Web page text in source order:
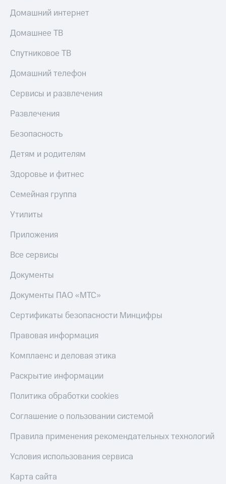
Домашний интернет
Домашнее ТВ
Спутниковое ТВ
Домашний телефон
Сервисы и развлечения
Развлечения
Безопасность
Детям и родителям
Здоровье и фитнес
Семейная группа
Утилиты
Приложения
Все сервисы
Документы
Документы ПАО «МТС»
Сертификаты безопасности Минцифры
Правовая информация
Комплаенс и деловая этика
Раскрытие информации
Политика обработки cookies
Соглашение о пользовании системой
Правила применения рекомендательных технологий
Условия использования сервиса
Карта сайта